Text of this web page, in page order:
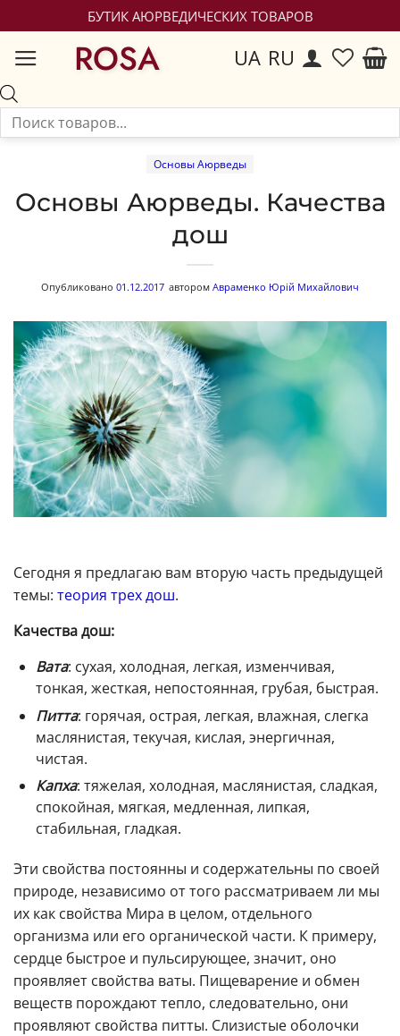
БУТИК АЮРВЕДИЧЕСКИХ ТОВАРОВ
ROSA UA RU
Основы Аюрведы
Основы Аюрведы. Качества
дош
Опубликовано 01.12.2017 автором Авраменко Юрій Михайлович
Сегодня я предлагаю вам вторую часть предыдущей
темы: теория трех дош.
Качества дош:
Вата: сухая, холодная, легкая, изменчивая,
тонкая, жесткая, непостоянная, грубая, быстрая.
Питта: горячая, острая, легкая, влажная, слегка
маслянистая, текучая, кислая, энергичная,
чистая.
Капха: тяжелая, холодная, маслянистая, сладкая,
спокойная, мягкая, медленная, липкая,
стабильная, гладкая.
Эти свойства постоянны и содержательны по своей
природе, независимо от того рассматриваем ли мы
их как свойства Мира в целом, отдельного
организма или его органической части. К примеру,
сердце быстрое и пульсирующее, значит, оно
проявляет свойства ваты. Пищеварение и обмен
веществ порождают тепло, следовательно, они
проявляют свойства питты. Слизистые оболочки